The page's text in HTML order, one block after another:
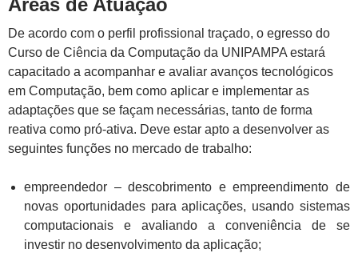
De acordo com o perfil profissional traçado, o egresso do
Curso de Ciência da Computação da UNIPAMPA estará
capacitado a acompanhar e avaliar avanços tecnológicos
em Computação, bem como aplicar e implementar as
adaptações que se façam necessárias, tanto de forma
reativa como pró-ativa. Deve estar apto a desenvolver as
seguintes funções no mercado de trabalho:
empreendedor – descobrimento e empreendimento de
novas oportunidades para aplicações, usando sistemas
computacionais e avaliando a conveniência de se
investir no desenvolvimento da aplicação;